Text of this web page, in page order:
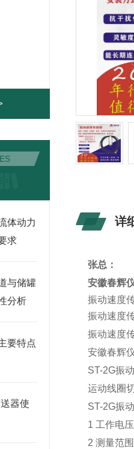
体动力
求
与储罐
分析
要特点
器使
详
张总：
安徽春辉
振动速度
振动速度
振动速度
安徽春辉
ST-2G振
运动线圈
ST-2G振
1 工作电
2 测量范